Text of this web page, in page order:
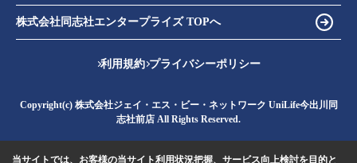
株式会社同志社エンタープライズ TOPへ
利用規約 プライバシーポリシー
Copyright(c) 株式会社ジェイ・エス・ビー・ネットワーク UniLife今出川同
志社前店 All Rights Reserved.
当サイトでは、お客様の当サイト利用状況把握、サービス向上検討を目的と